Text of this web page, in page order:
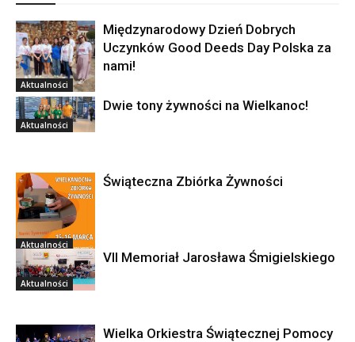
Aktualności
Międzynarodowy Dzień Dobrych
Uczynków Good Deeds Day Polska za
nami!
Aktualności
Dwie tony żywności na Wielkanoc!
Aktualności
Świąteczna Zbiórka Żywności
Aktualności
VII Memoriał Jarosława Śmigielskiego
Wielka Orkiestra Świątecznej Pomocy